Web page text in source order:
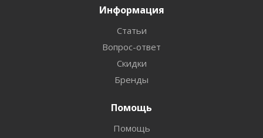
Информация
Статьи
Вопрос-ответ
Скидки
Бренды
Помощь
Помощь